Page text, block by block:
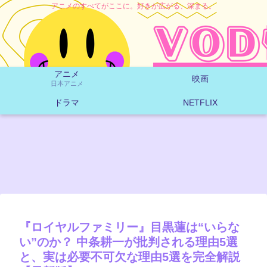
アニメのすべてがここに。好きが広がる、深まる。
アニメ
日本アニメ 映画
ドラマ NETFLIX
『ロイヤルファミリー』目黒蓮は“いらな
い”のか？ 中条耕一が批判される理由5選
と、実は必要不可欠な理由5選を完全解説